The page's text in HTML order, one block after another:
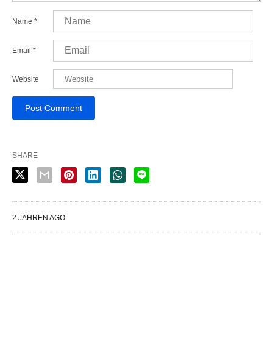
Name *
Email *
Website
SHARE
2 JAHREN AGO